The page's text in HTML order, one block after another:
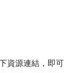
資源連結，即可